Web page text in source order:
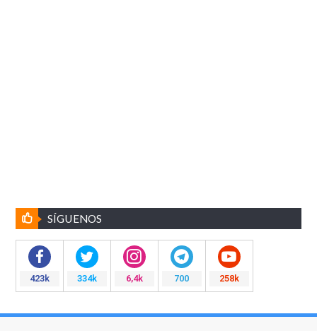
SÍGUENOS
423k 334k 6,4k 700 258k